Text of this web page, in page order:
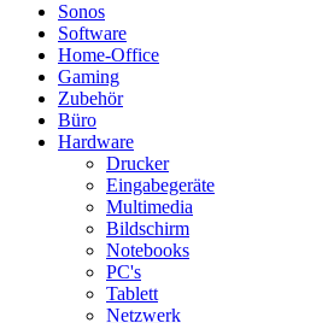
Sonos
Software
Home-Office
Gaming
Zubehör
Büro
Hardware
Drucker
Eingabegeräte
Multimedia
Bildschirm
Notebooks
PC's
Tablett
Netzwerk